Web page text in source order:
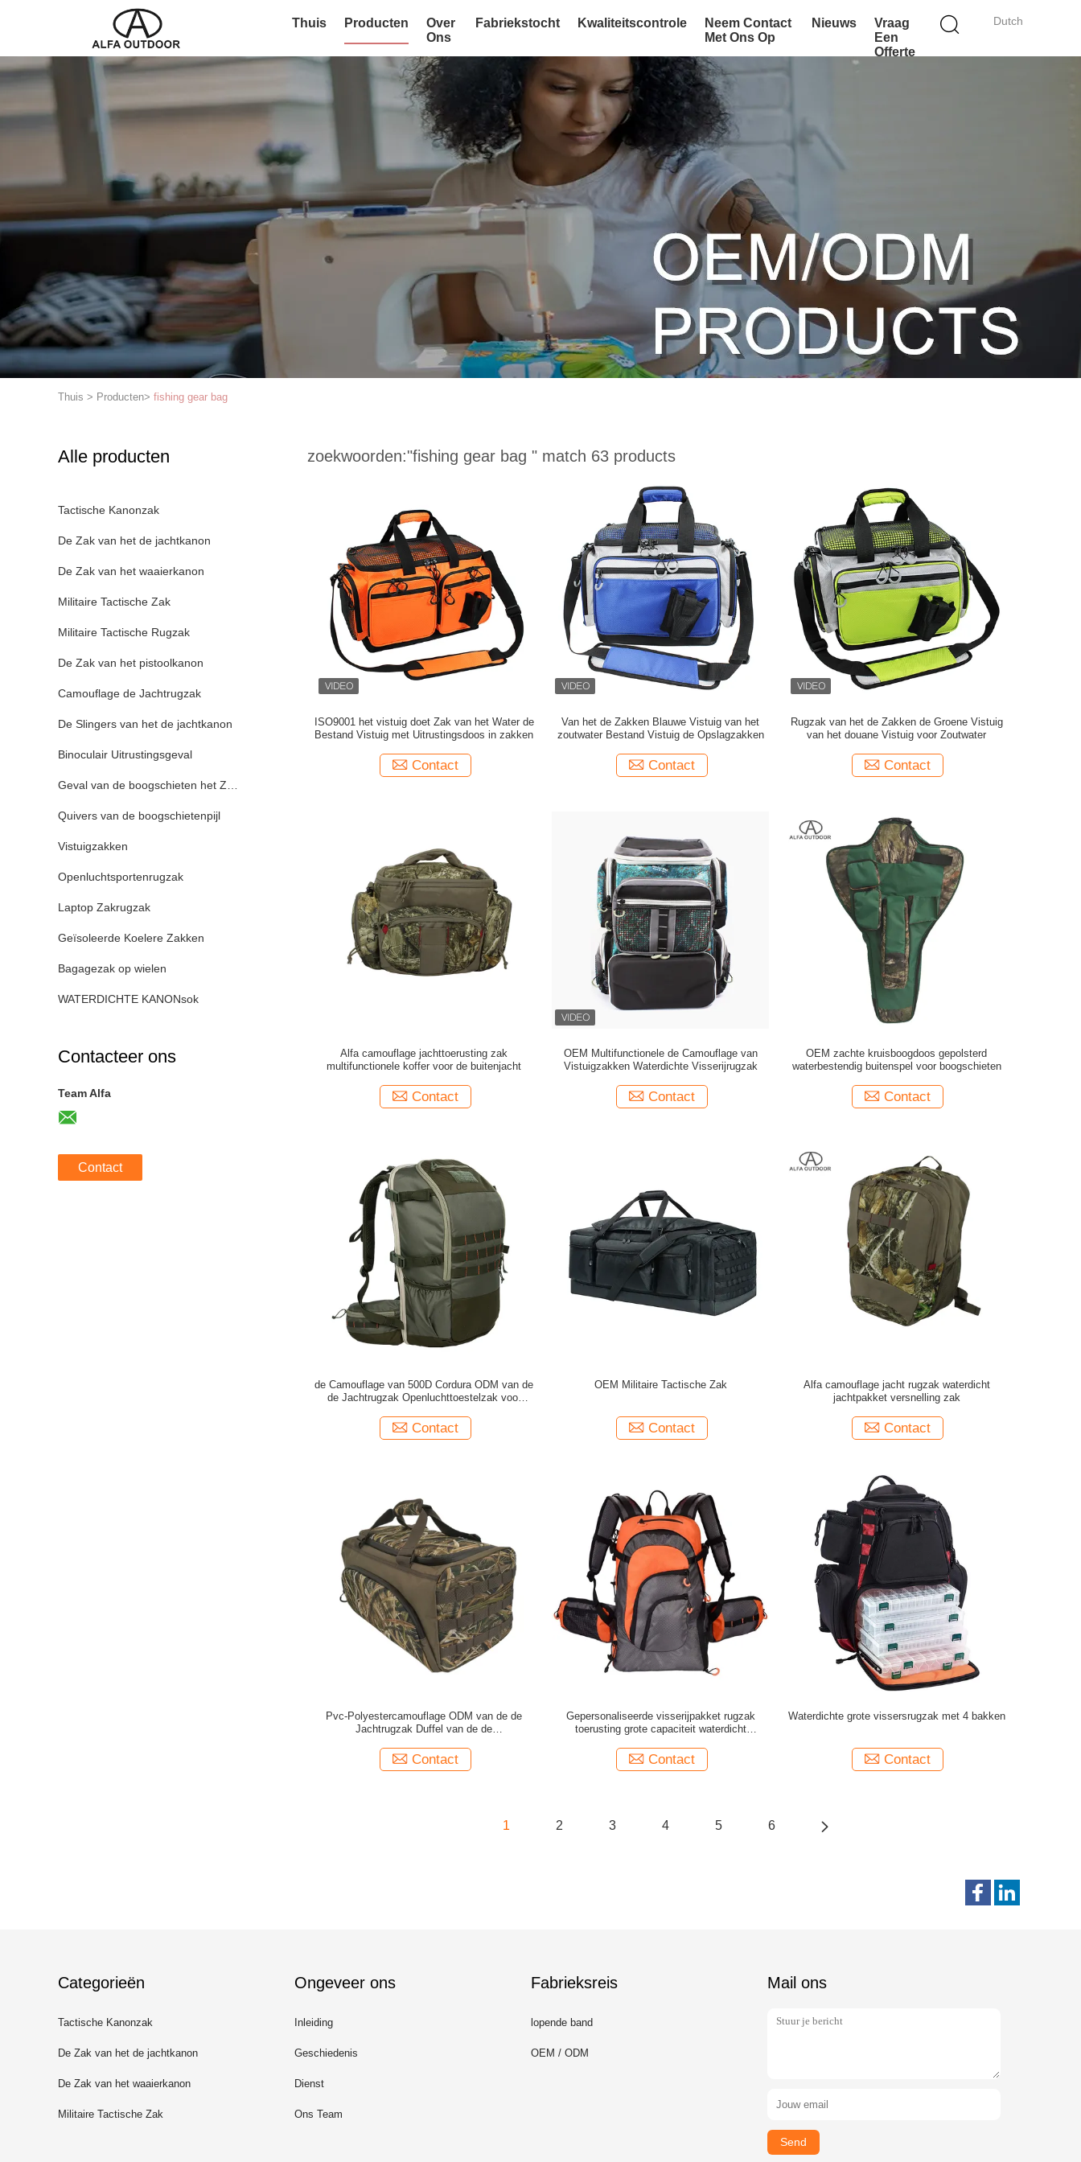
Dutch
Thuis Producten
Over
Ons
Fabriekstocht Kwaliteitscontrole
Neem Contact
Met Ons Op
Nieuws
Vraag
Een
Offerte
Thuis > Producten> fishing gear bag
Alle producten
Tactische Kanonzak
De Zak van het de jachtkanon
De Zak van het waaierkanon
Militaire Tactische Zak
Militaire Tactische Rugzak
De Zak van het pistoolkanon
Camouflage de Jachtrugzak
De Slingers van het de jachtkanon
Binoculair Uitrustingsgeval
Geval van de boogschieten het Zachte Boog
Quivers van de boogschietenpijl
Vistuigzakken
Openluchtsportenrugzak
Laptop Zakrugzak
Geïsoleerde Koelere Zakken
Bagagezak op wielen
WATERDICHTE KANONsok
Contacteer ons
Team Alfa
Contact
zoekwoorden:"fishing gear bag " match 63 products
ISO9001 het vistuig doet Zak van het Water de
Bestand Vistuig met Uitrustingsdoos in zakken
Contact
Van het de Zakken Blauwe Vistuig van het
zoutwater Bestand Vistuig de Opslagzakken
Contact
Rugzak van het de Zakken de Groene Vistuig
van het douane Vistuig voor Zoutwater
Contact
Alfa camouflage jachttoerusting zak
multifunctionele koffer voor de buitenjacht
Contact
OEM Multifunctionele de Camouflage van
Vistuigzakken Waterdichte Visserijrugzak
Contact
OEM zachte kruisboogdoos gepolsterd
waterbestendig buitenspel voor boogschieten
Contact
de Camouflage van 500D Cordura ODM van de
de Jachtrugzak Openluchttoestelzak voor
Contact
OEM Militaire Tactische Zak
Contact
Alfa camouflage jacht rugzak waterdicht
jachtpakket versnelling zak
Contact
Pvc-Polyestercamouflage ODM van de de
Jachtrugzak Duffel van de de
Contact
Gepersonaliseerde visserijpakket rugzak
toerusting grote capaciteit waterdicht
Contact
Waterdichte grote vissersrugzak met 4 bakken
Contact
1 2 3 4 5 6
Categorieën
Tactische Kanonzak
De Zak van het de jachtkanon
De Zak van het waaierkanon
Militaire Tactische Zak
Ongeveer ons
Inleiding
Geschiedenis
Dienst
Ons Team
Fabrieksreis
lopende band
OEM / ODM
Mail ons
Send